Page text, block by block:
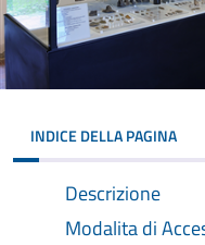
INDICE DELLA PAGINA
Descrizione
Modalita di